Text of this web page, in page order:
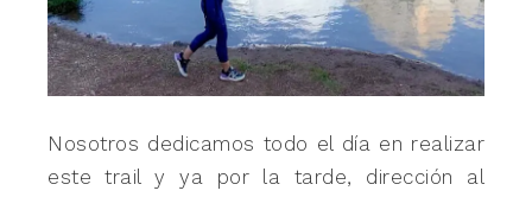
Nosotros dedicamos todo el día en realizar
este trail y ya por la tarde, dirección al